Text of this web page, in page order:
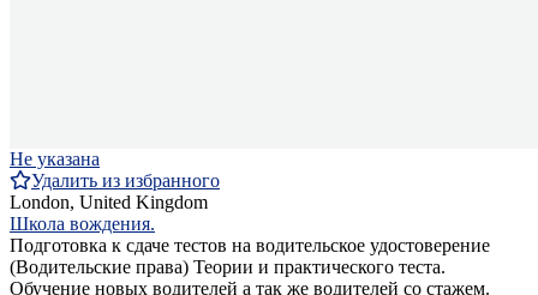
Не указана
Удалить из избранного
London, United Kingdom
Школа вождения.
Подготовка к сдаче тестов на водительское удостоверение
(Водительские права) Теории и практического теста.
Обучение новых водителей а так же водителей со стажем.